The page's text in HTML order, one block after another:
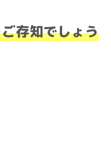
存知でしょう